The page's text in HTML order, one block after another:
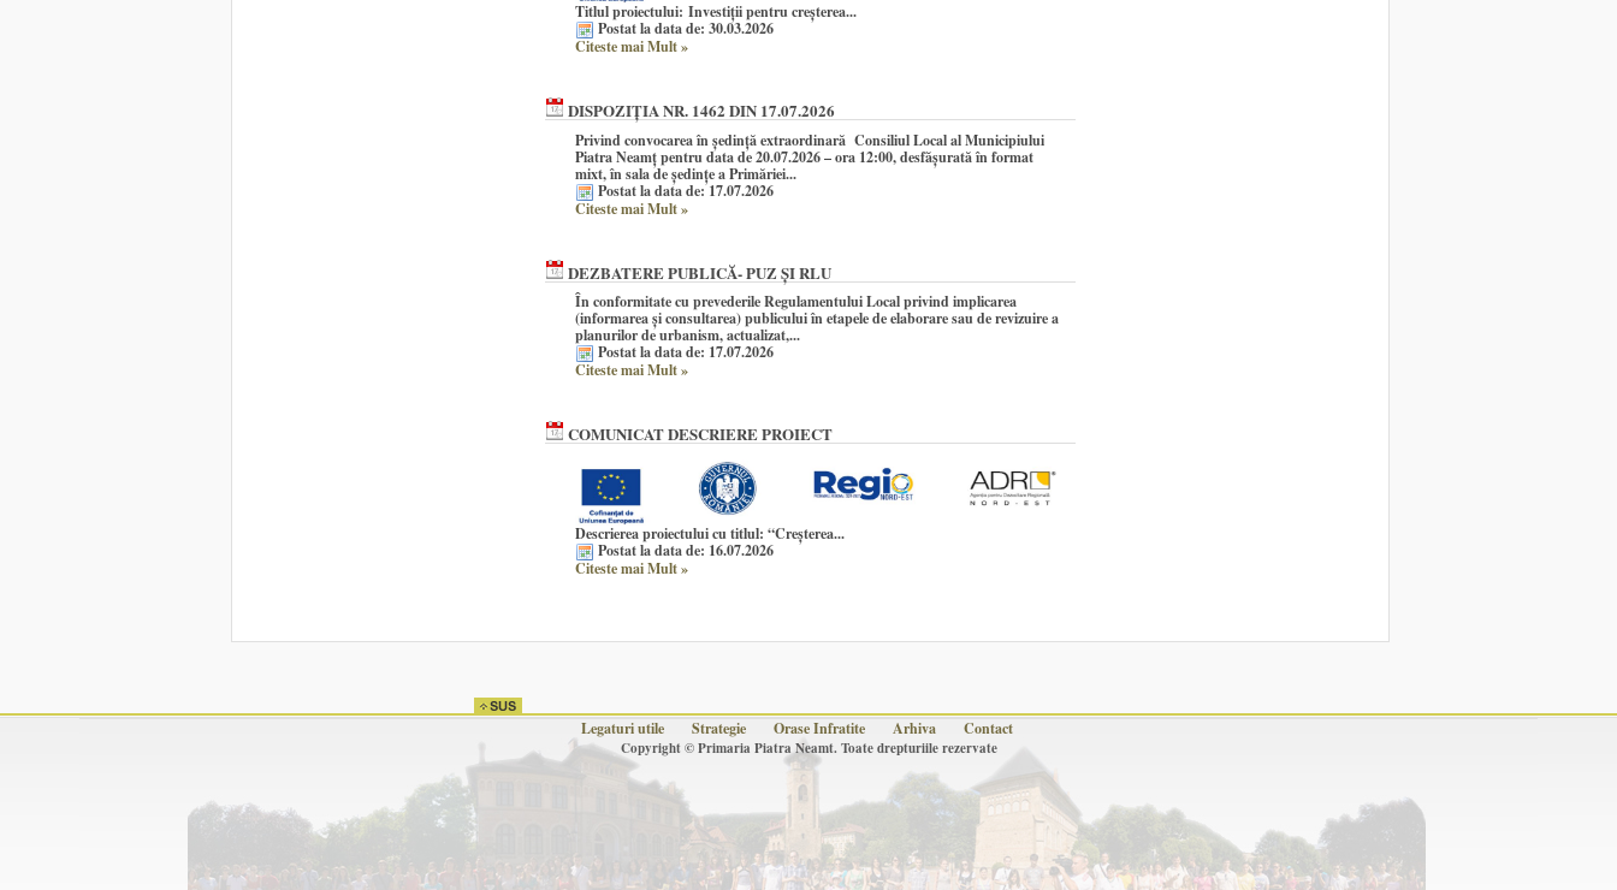
Titlul proiectului: Investiții pentru creșterea...
Postat la data de: 30.03.2026
Citeste mai Mult»
DISPOZIȚIA NR. 1462 DIN 17.07.2026
Privind convocarea în şedinţă extraordinară Consiliul Local al Municipiului
Piatra Neamţ pentru data de 20.07.2026 – ora 12:00, desfășurată în format
mixt, în sala de ședințe a Primăriei...
Postat la data de: 17.07.2026
Citeste mai Mult»
DEZBATERE PUBLICĂ- PUZ ȘI RLU
În conformitate cu prevederile Regulamentului Local privind implicarea
(informarea și consultarea) publicului în etapele de elaborare sau de revizuire a
planurilor de urbanism, actualizat,...
Postat la data de: 17.07.2026
Citeste mai Mult»
COMUNICAT DESCRIERE PROIECT
Descrierea proiectului cu titlul: “Creșterea...
Postat la data de: 16.07.2026
Citeste mai Mult»
Legaturi utile Strategie Orase Infratite Arhiva Contact
Copyright © Primaria Piatra Neamt. Toate drepturiile rezervate